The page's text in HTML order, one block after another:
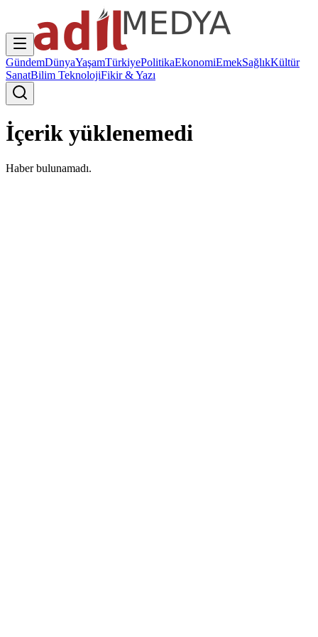
GündemDünyaYaşamTürkiyePolitikaEkonomiEmekSağlıkKültür
SanatBilim TeknolojiFikir & Yazı
İçerik yüklenemedi
Haber bulunamadı.